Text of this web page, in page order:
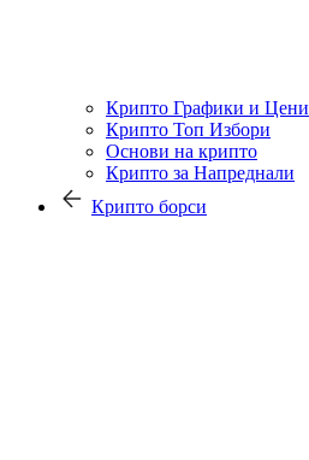
Крипто Графики и Цени
Крипто Топ Избори
Основи на крипто
Крипто за Напреднали
Крипто борси